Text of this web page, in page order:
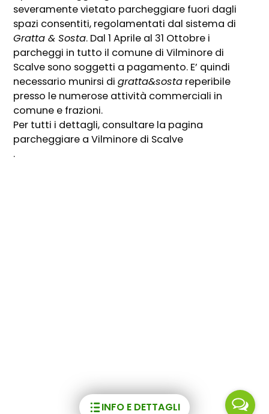
INFO E DETTAGLI
severamente vietato parcheggiare fuori dagli
spazi consentiti, regolamentati dal sistema di
Gratta & Sosta. Dal 1 Aprile al 31 Ottobre i
parcheggi in tutto il comune di Vilminore di
Scalve sono soggetti a pagamento. E’ quindi
necessario munirsi digratta&sosta reperibile
presso le numerose attività commerciali in
comune e frazioni.
Per tutti i dettagli, consultare la pagina
parcheggiare a Vilminore di Scalve
.